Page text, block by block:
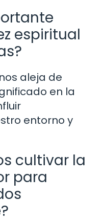
espiritual
aleja de
en la
entorno y
cultivar la
para